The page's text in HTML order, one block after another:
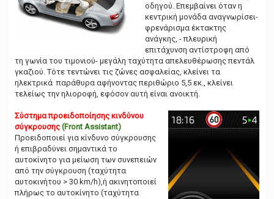
οδηγού. Επεμβαίνει όταν η
κεντρική μονάδα αναγνωρίσει-
φρενάρισμα έκτακτης
ανάγκης, - πλευρική
επιτάχυνση αντίστροφη από
τη γωνία του τιμονιού- μεγάλη ταχύτητα απελευθέρωσης πεντάλ
γκαζιού. Τότε τεντώνει τις ζώνες ασφαλείας, κλείνει τα
ηλεκτρικά παράθυρα αφήνοντας περιθώριο 5,5 εκ., κλείνει
τελείως την ηλιοροφή, εφόσον αυτή είναι ανοικτή.
Σύστημα προειδοποίησης κινδύνου
σύγκρουσης (Front Assistant)
Προειδοποιεί για κίνδυνο σύγκρουσης
ή επιβραδύνει σημαντικά το
αυτοκίνητο για μείωση των συνεπειών
από την σύγκρουση (ταχύτητα
αυτοκινήτου > 30 km/h),ή ακινητοποιεί
πλήρως το αυτοκίνητο (ταχύτητα